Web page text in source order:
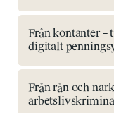
Från kontanter –
digitalt
Från rån och